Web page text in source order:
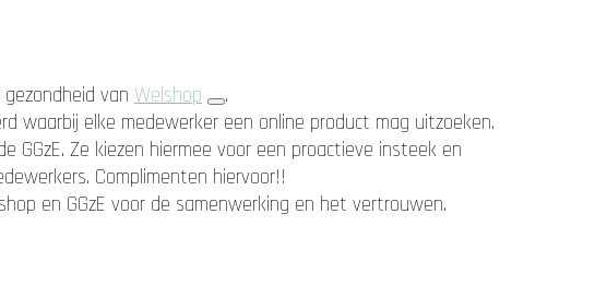
van Welshop
.
waarbij elke medewerker een online product mag uitzoeken.
Ze kiezen hiermee voor een proactieve insteek en
Complimenten hiervoor!!
en GGzE voor de samenwerking en het vertrouwen.